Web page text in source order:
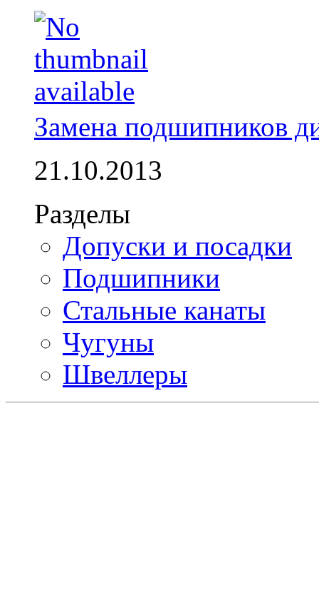
Замена подшипников
21.10.2013
Разделы
Допуски и посадки
Подшипники
Стальные канаты
Чугуны
Швеллеры